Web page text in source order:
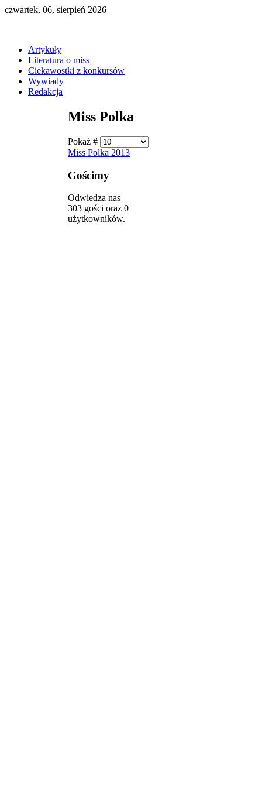
czwartek, 06, sierpień 2026
Artykuły
Literatura o miss
Ciekawostki z konkursów
Wywiady
Redakcja
Miss Polka
Pokaż #
Miss Polka 2013
Gościmy
Odwiedza nas
303 gości oraz 0
użytkowników.